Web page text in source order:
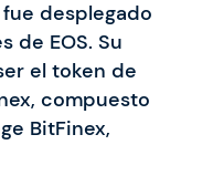
desplegado
de EOS. Su
el token de
compuesto
BitFinex,